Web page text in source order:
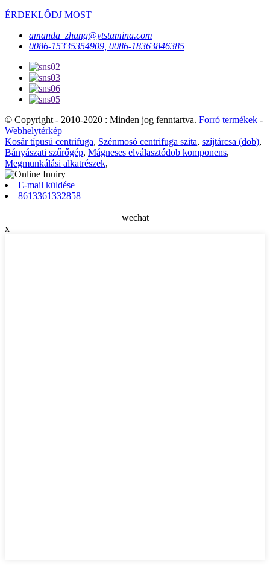
ÉRDEKLŐDJ MOST
amanda_zhang@ytstamina.com
0086-15335354909, 0086-18363846385
© Copyright - 2010-2020 : Minden jog fenntartva. Forró termékek -
Webhelytérkép
Kosár típusú centrifuga, Szénmosó centrifuga szita, szíjtárcsa (dob),
Bányászati ​​szűrőgép, Mágneses elválasztódob komponens,
Megmunkálási alkatrészek,
E-mail küldése
8613361332858
wechat
x